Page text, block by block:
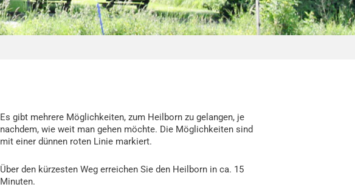
Es gibt mehrere Möglichkeiten, zum Heilborn zu gelangen, je
nachdem, wie weit man gehen möchte. Die Möglichkeiten sind
mit einer dünnen roten Linie markiert.
Über den kürzesten Weg erreichen Sie den Heilborn in ca. 15
Minuten.